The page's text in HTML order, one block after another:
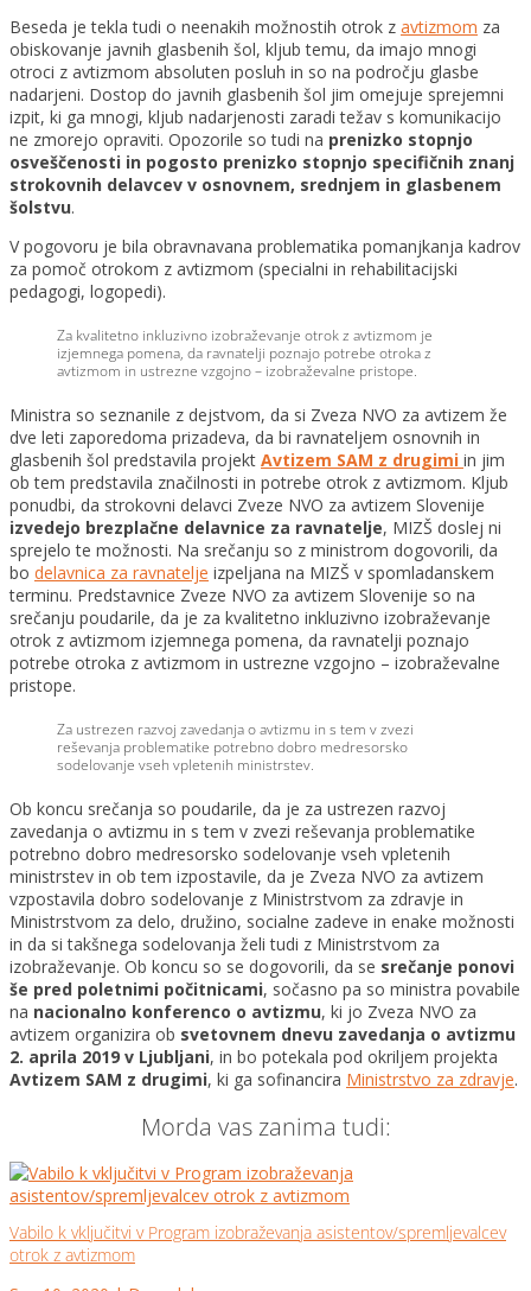
Beseda je tekla tudi o neenakih možnostih otrok z avtizmom za
obiskovanje javnih glasbenih šol, kljub temu, da imajo mnogi
otroci z avtizmom absoluten posluh in so na področju glasbe
nadarjeni. Dostop do javnih glasbenih šol jim omejuje sprejemni
izpit, ki ga mnogi, kljub nadarjenosti zaradi težav s komunikacijo
ne zmorejo opraviti. Opozorile so tudi na prenizko stopnjo
osveščenosti in pogosto prenizko stopnjo specifičnih znanj
strokovnih delavcev v osnovnem, srednjem in glasbenem
šolstvu.
V pogovoru je bila obravnavana problematika pomanjkanja kadrov
za pomoč otrokom z avtizmom (specialni in rehabilitacijski
pedagogi, logopedi).
Za kvalitetno inkluzivno izobraževanje otrok z avtizmom je
izjemnega pomena, da ravnatelji poznajo potrebe otroka z
avtizmom in ustrezne vzgojno – izobraževalne pristope.
Ministra so seznanile z dejstvom, da si Zveza NVO za avtizem že
dve leti zaporedoma prizadeva, da bi ravnateljem osnovnih in
glasbenih šol predstavila projekt Avtizem SAM z drugimi in jim
ob tem predstavila značilnosti in potrebe otrok z avtizmom. Kljub
ponudbi, da strokovni delavci Zveze NVO za avtizem Slovenije
izvedejo brezplačne delavnice za ravnatelje, MIZŠ doslej ni
sprejelo te možnosti. Na srečanju so z ministrom dogovorili, da
bo delavnica za ravnatelje izpeljana na MIZŠ v spomladanskem
terminu. Predstavnice Zveze NVO za avtizem Slovenije so na
srečanju poudarile, da je za kvalitetno inkluzivno izobraževanje
otrok z avtizmom izjemnega pomena, da ravnatelji poznajo
potrebe otroka z avtizmom in ustrezne vzgojno – izobraževalne
pristope.
Za ustrezen razvoj zavedanja o avtizmu in s tem v zvezi
reševanja problematike potrebno dobro medresorsko
sodelovanje vseh vpletenih ministrstev.
Ob koncu srečanja so poudarile, da je za ustrezen razvoj
zavedanja o avtizmu in s tem v zvezi reševanja problematike
potrebno dobro medresorsko sodelovanje vseh vpletenih
ministrstev in ob tem izpostavile, da je Zveza NVO za avtizem
vzpostavila dobro sodelovanje z Ministrstvom za zdravje in
Ministrstvom za delo, družino, socialne zadeve in enake možnosti
in da si takšnega sodelovanja želi tudi z Ministrstvom za
izobraževanje. Ob koncu so se dogovorili, da se srečanje ponovi
še pred poletnimi počitnicami, sočasno pa so ministra povabile
na nacionalno konferenco o avtizmu, ki jo Zveza NVO za
avtizem organizira ob svetovnem dnevu zavedanja o avtizmu
2. aprila 2019 v Ljubljani, in bo potekala pod okriljem projekta
Avtizem SAM z drugimi, ki ga sofinancira Ministrstvo za zdravje.
Morda vas zanima tudi:
Vabilo k vključitvi v Program izobraževanja asistentov/spremljevalcev
otrok z avtizmom